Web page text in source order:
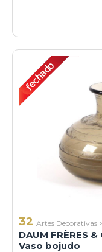
32 Artes Decorativas >
DAUM FRÈRES &
Vaso bojudo